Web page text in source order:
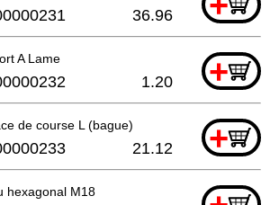
36.96
A Lame +
1.20
de course L (bague) +
21.12
hexagonal M18